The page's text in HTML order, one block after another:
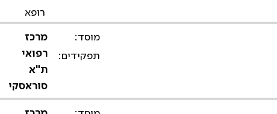
רופא
המעבדה
מוסד:
תפקידים:
מרכז
רפואי
ת"א
סוראסקי